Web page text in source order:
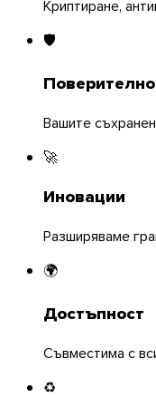
Криптиране,
🛡️
Вашите
🚀
Иновации
Разширяваме
🌍
Достъпност
Съвместима с
♻️